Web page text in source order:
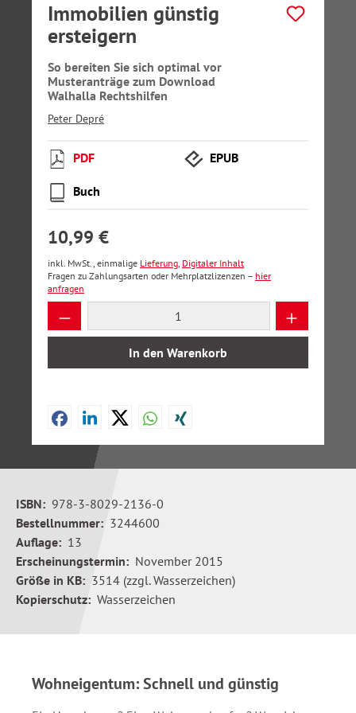
Immobilien günstig
ersteigern
So bereiten Sie sich optimal vor
Musteranträge zum Download
Walhalla Rechtshilfen
Peter Depré
PDF EPUB
Buch
10,99 €
inkl. MwSt., einmalige Lieferung, Digitaler Inhalt
Fragen zu Zahlungsarten oder Mehrplatzlizenzen – hier
anfragen
Produkt Anzahl: Gib den gewünschten
In den Warenkorb
ISBN: 978-3-8029-2136-0
Bestellnummer: 3244600
Auflage: 13
Erscheinungstermin: November 2015
Größe in KB: 3514 (zzgl. Wasserzeichen)
Kopierschutz: Wasserzeichen
Wohneigentum: Schnell und günstig